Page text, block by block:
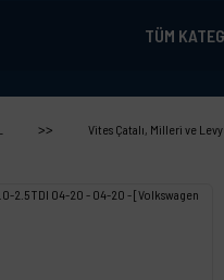
TÜM
Vites Çatalı, Milleri ve